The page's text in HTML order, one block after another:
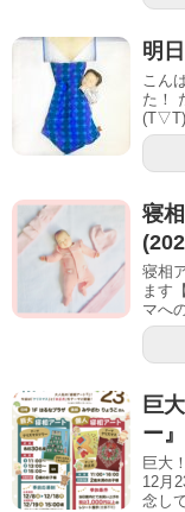
明
こん
た！
(T▽T)
寝
寝相
ます
マへ
巨
ー
巨大
12月
念し